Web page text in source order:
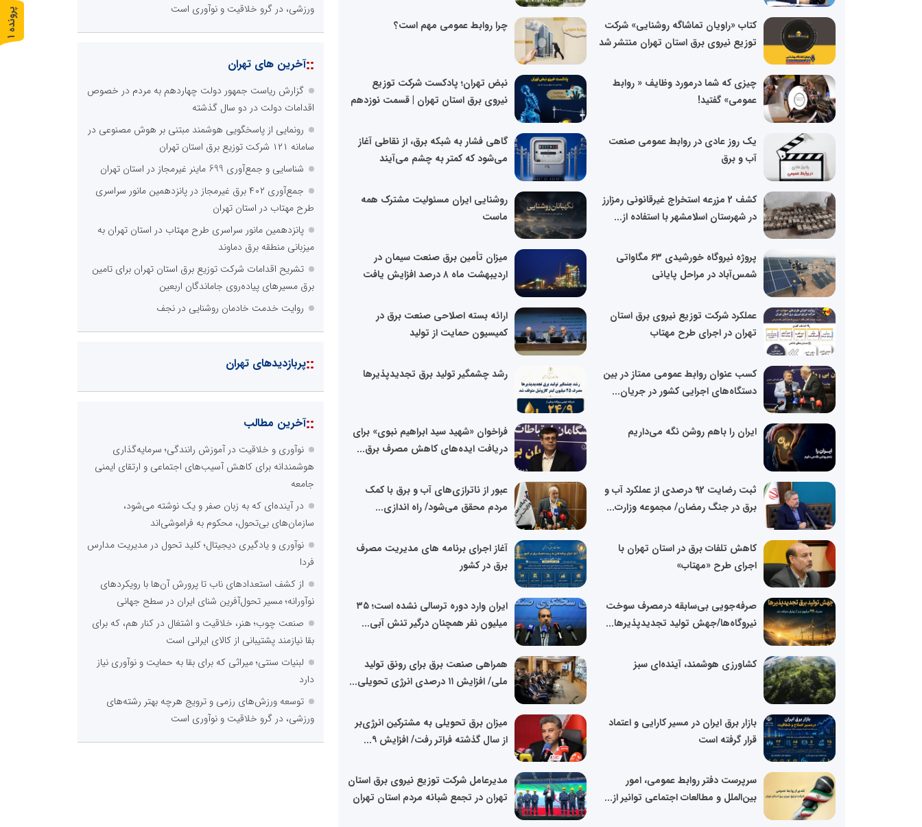
کتاب «راویان تماشاگه روشنایی» شرکت
توزیع نیروی برق استان تهران منتشر شد
چرا روابط عمومی مهم است؟
چیزی که شما درمورد وظایف « روابط
عمومی» گفتید!
نبض تهران؛ پادکست شرکت توزیع
نیروی برق استان تهران | قسمت نوزدهم
یک روز عادی در روابط عمومی صنعت
آب و برق
گاهی فشار به شبکه برق، از نقاطی آغاز
می‌شود که کمتر به چشم می‌آیند
کشف 2 مزرعه استخراج غیرقانونی رمزارز
در شهرستان اسلامشهر با استفاده از...
روشنایی ایران مسئولیت مشترک همه
ماست
پروژه نیروگاه خورشیدی ۶۳ مگاواتی
شمس‌آباد در مراحل پایانی
میزان تأمین برق صنعت سیمان در
اردیبهشت ماه ۸ درصد افزایش یافت
عملکرد شرکت توزیع نیروی برق استان
تهران در اجرای طرح مهتاب
ارائه بسته اصلاحی صنعت برق در
کمیسیون حمایت از تولید
کسب عنوان روابط عمومی ممتاز در بین
دستگاه‌های اجرایی کشور در جریان...
رشد چشمگیر تولید برق تجدیدپذیرها
ایران را باهم روشن نگه می‌داریم
فراخوان «شهید سید ابراهیم نبوی» برای
دریافت ایده‌های کاهش مصرف برق...
ثبت رضایت 92 درصدی از عملکرد آب و
برق در جنگ رمضان/ مجموعه وزارت...
عبور از ناترازی‌های آب و برق با کمک
مردم محقق می‌شود/ راه اندازی...
کاهش تلفات برق در استان تهران با
اجرای طرح «مهتاب»
آغاز اجرای برنامه های مدیریت مصرف
برق در کشور
صرفه‌جویی بی‌سابقه درمصرف سوخت
نیروگاه‌ها/جهش تولید تجدیدپذیرها...
ایران وارد دوره ترسالی نشده است؛ ۳۵
میلیون نفر همچنان درگیر تنش آبی...
کشاورزی هوشمند، آینده‌ای سبز
همراهی صنعت برق برای رونق تولید
ملی/ افزایش ۱۱ درصدی انرژی تحویلی...
بازار برق ایران در مسیر کارایی و اعتماد
قرار گرفته است
میزان برق تحویلی به مشترکین انرژی‌بر
از سال گذشته فراتر رفت/ افزایش ۹...
سرپرست دفتر روابط عمومی، امور
بین‌الملل و مطالعات اجتماعی توانیر از...
مدیرعامل شرکت توزیع نیروی برق استان
تهران در تجمع شبانه مردم استان تهران
ورزشی، در گرو خلاقیت و نوآوری است
::آخرین های تهران
گزارش ریاست جمهور دولت چهاردهم به مردم در خصوص
اقدامات دولت در دو سال گذشته
رونمایی از پاسخگویی هوشمند مبتنی بر هوش مصنوعی در
سامانه ۱۲۱ شرکت توزیع برق استان تهران
شناسایی و جمع‌آوری 699 ماینر غیرمجاز در استان تهران
جمع‌آوری ۴۰۲ برق غیرمجاز در پانزدهمین مانور سراسری
طرح مهتاب در استان تهران
پانزدهمین مانور سراسری طرح مهتاب در استان تهران به
میزبانی منطقه برق دماوند
تشریح اقدامات شرکت توزیع برق استان تهران برای تامین
برق مسیرهای پیاده‌روی جاماندگان اربعین
روایت خدمت خادمان روشنایی در نجف
::پربازدیدهای تهران
::آخرین مطالب
نوآوری و خلاقیت در آموزش رانندگی؛ سرمایه‌گذاری
هوشمندانه برای کاهش آسیب‌های اجتماعی و ارتقای ایمنی
جامعه
در آینده‌ای که به زبان صفر و یک نوشته می‌شود،
سازمان‌های بی‌تحول، محکوم به فراموشی‌اند
نوآوری و یادگیری دیجیتال؛ کلید تحول در مدیریت مدارس
فردا
از کشف استعدادهای ناب تا پرورش آن‌ها با رویکردهای
نوآورانه؛ مسیر تحول‌آفرین شنای ایران در سطح جهانی
صنعت چوب؛ هنر، خلاقیت و اشتغال در کنار هم، که برای
بقا نیازمند پشتیبانی از کالای ایرانی است
لبنیات سنتی؛ میراثی که برای بقا به حمایت و نوآوری نیاز
دارد
توسعه ورزش‌های رزمی و ترویج هرچه بهتر رشته‌های
ورزشی، در گرو خلاقیت و نوآوری است
پ
ر
و
ن
د
ه
1